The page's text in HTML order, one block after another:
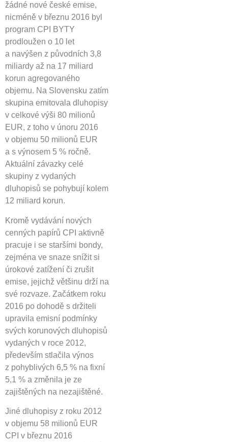
žádné nové české emise,
nicméně v březnu 2016 byl
program CPI BYTY
prodloužen o 10 let
a navýšen z původních 3,8
miliardy až na 17 miliard
korun agregovaného
objemu. Na Slovensku zatím
skupina emitovala dluhopisy
v celkové výši 80 milionů
EUR, z toho v únoru 2016
v objemu 50 milionů EUR
a s výnosem 5 % ročně.
Aktuální závazky celé
skupiny z vydaných
dluhopisů se pohybují kolem
12 miliard korun.
Kromě vydávání nových
cenných papírů CPI aktivně
pracuje i se staršími bondy,
zejména ve snaze snížit si
úrokové zatížení či zrušit
emise, jejichž většinu drží na
své rozvaze. Začátkem roku
2016 po dohodě s držiteli
upravila emisní podmínky
svých korunových dluhopisů
vydaných v roce 2012,
především stlačila výnos
z pohyblivých 6,5 % na fixní
5,1 % a změnila je ze
zajištěných na nezajištěné.
Jiné dluhopisy z roku 2012
v objemu 58 milionů EUR
CPI v březnu 2016